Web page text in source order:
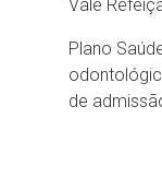
Vale
Plano
de